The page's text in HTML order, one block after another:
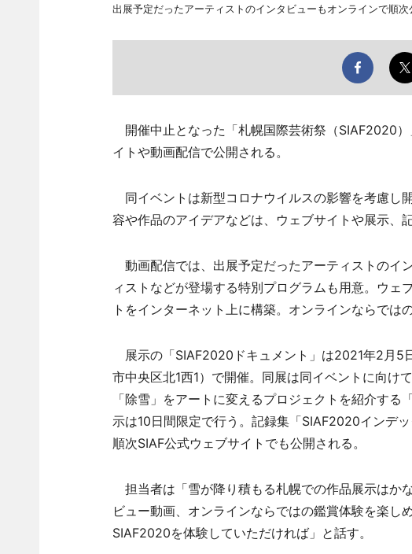
出展予定だったアーティストのインタビューもオンラインで順次
開催中止となった「札幌国際芸術祭（SIAF2020
イトや動画配信で公開される。
同イベントは新型コロナウイルスの影響を考慮し
容や作品のアイデアなどは、ウェブサイトや展示、
動画配信では、出展予定だったアーティストのイ
ィストなどが登場する特別プログラムも用意。ウ
トをインターネット上に構築。オンラインならでは
展示の「SIAF2020ドキュメント」は2021年2月5
市中央区北1西1）で開催。同展は同イベントに向け
「除雪」をアートに変えるプロジェクトを紹介す
示は10日間限定で行う。記録集「SIAF2020インデ
順次SIAF公式ウェブサイトでも公開される。
担当者は「雪が降り積もる札幌での作品展示はか
ビュー動画、オンラインならではの鑑賞体験を楽し
SIAF2020を体験していただければ」と話す。